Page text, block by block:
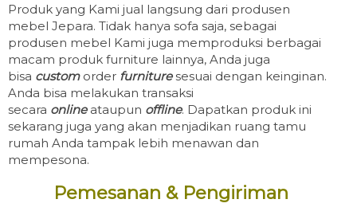
Produk yang Kami jual langsung dari produsen
mebel Jepara. Tidak hanya sofa saja, sebagai
produsen mebel Kami juga memproduksi berbagai
macam produk furniture lainnya, Anda juga
bisa customorder furnituresesuai dengan keinginan.
Anda bisa melakukan transaksi
secara online ataupun offline. Dapatkan produk ini
sekarang juga yang akan menjadikan ruang tamu
rumah Anda tampak lebih menawan dan
mempesona.
Pemesanan & Pengiriman